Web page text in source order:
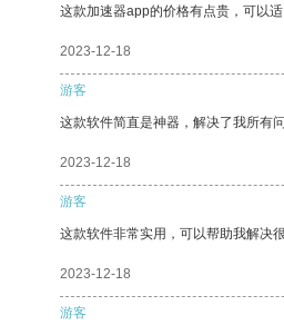
这款加速器app的价格有点贵，可以
2023-12-18
游客
这款软件简直是神器，解决了我所有问
2023-12-18
游客
这款软件非常实用，可以帮助我解决很
2023-12-18
游客